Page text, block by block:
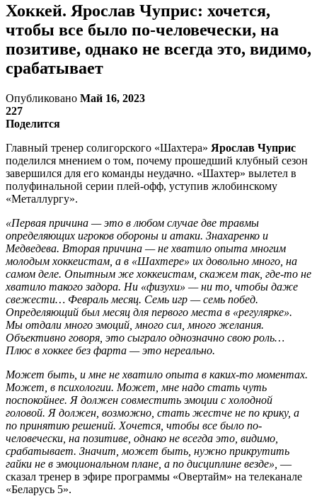
Хоккей. Ярослав Чуприс: хочется,
чтобы все было по-человечески, на
позитиве, однако не всегда это, видимо,
срабатывает
Опубликовано Май 16, 2023
227
Поделится
Главный тренер солигорского «Шахтера» Ярослав Чуприс
поделился мнением о том, почему прошедший клубный сезон
завершился для его команды неудачно. «Шахтер» вылетел в
полуфинальной серии плей-офф, уступив жлобинскому
«Металлургу».
«Первая причина — это в любом случае две травмы
определяющих игроков обороны и атаки. Знахаренко и
Медведева. Вторая причина — не хватило опыта многим
молодым хоккеистам, а в «Шахтере» их довольно много, на
самом деле. Опытным же хоккеистам, скажем так, где-то не
хватило такого задора. Ни «физухи» — ни то, чтобы даже
свежести… Февраль месяц. Семь игр — семь побед.
Определяющий был месяц для первого места в «регулярке».
Мы отдали много эмоций, много сил, много желания.
Объективно говоря, это сыграло однозначно свою роль…
Плюс в хоккее без фарта — это нереально.
Может быть, и мне не хватило опыта в каких-то моментах.
Может, в психологии. Может, мне надо стать чуть
поспокойнее. Я должен совместить эмоции с холодной
головой. Я должен, возможно, стать жестче не по крику, а
по принятию решений. Хочется, чтобы все было по-
человечески, на позитиве, однако не всегда это, видимо,
срабатывает. Значит, может быть, нужно прикрутить
гайки не в эмоциональном плане, а по дисциплине везде», —
сказал тренер в эфире программы «Овертайм» на телеканале
«Беларусь 5».